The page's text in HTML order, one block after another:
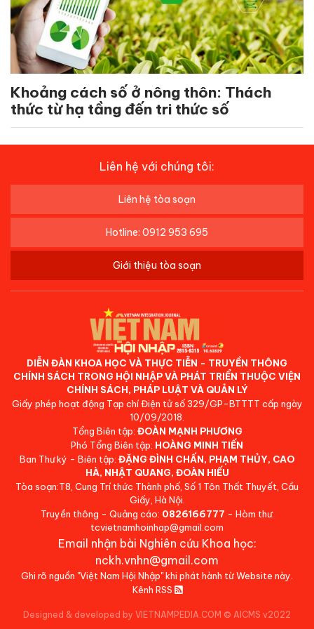
Khoảng cách số ở nông thôn: Thách
thức từ hạ tầng đến tri thức số
Liên hệ với chúng tôi:
Liên hệ tòa soạn
Hotline: 0912 953 695
Giới thiệu tòa soạn
DIỄN ĐÀN KHOA HỌC VÀ THỰC TIỄN - TRUYỀN THÔNG
CHÍNH SÁCH TRONG HỘI NHẬP VÀ PHÁT TRIỂN THUỘC VIỆN
CHÍNH SÁCH, PHÁP LUẬT VÀ QUẢN LÝ
Giấy phép hoạt động Tạp chí Điện tử số 329/GP-BTTTT cấp ngày
10/09/2018.
Tổng Biên tập: ĐOÀN MẠNH PHƯƠNG
Phó Tổng Biên tập: HOÀNG MINH TIẾN
Ban Thư ký - Biên tập: ĐẶNG ĐÌNH CHẤN, PHẠM THỦY, CAO
HÀ, NHẬT QUANG, ĐOÀN HIẾU
Tòa soạn:T8, Cung Trí thức Thành phố, Số 1 Tôn Thất Thuyết, Cầu
Giấy, Hà Nội.
Truyền thông - Quảng cáo: 0826166777 - Hòm thư:
tcvietnamhoinhap@gmail.com
Email nhận bài Nghiên cứu Khoa học:
nckh.vnhn@gmail.com
Ghi rõ nguồn "Việt Nam Hội Nhập" khi phát hành từ Website này.
Kênh RSS
Designed & developed by VIETNAMPEDIA.COM © AICMS v2022